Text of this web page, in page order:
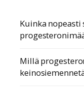
Kuinka nopeasti
Millä